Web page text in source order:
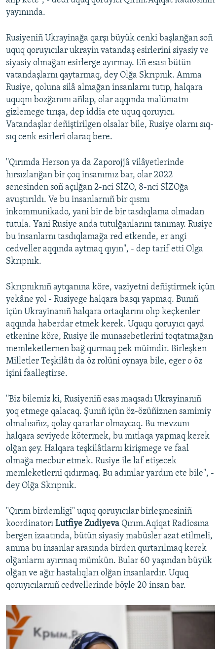
yayınında.
Rusiyeniñ Ukrayinağa qarşı büyük cenki başlanğan soñ
uquq qoruyıcılar ukrayin vatandaş esirlerini siyasiy ve
siyasiy olmağan esirlerge ayırmay. Eñ esası bütün
vatandaşlarnı qaytarmaq, dey Olğa Skrıpnık. Amma
Rusiye, qoluna silâ almağan insanlarnı tutıp, halqara
uquqnı bozğanını añlap, olar aqqında malümatnı
gizlemege tırışa, dep iddia ete uquq qoruyıcı.
Vatandaşlar deñiştirilgen olsalar bile, Rusiye olarnı sıq-
sıq cenk esirleri olaraq bere.
''Qırımda Herson ya da Zaporojjâ vilâyetlerinde
hırsızlanğan bir çoq insanımız bar, olar 2022
senesinden soñ açılğan 2-nci SİZO, 8-nci SİZOğa
avuştırıldı. Ve bu insanlarnıñ bir qısmı
inkommunikado, yani bir de bir tasdıqlama olmadan
tutula. Yani Rusiye anda tutulğanlarını tanımay. Rusiye
bu insanlarnı tasdıqlamağa red etkende, er angi
cedveller aqqında aytmaq qıyın", - dep tarif etti Olga
Skrıpnık.
Skrıpnıknıñ aytqanına köre, vaziyetni deñiştirmek içün
yekâne yol - Rusiyege halqara basqı yapmaq. Bunıñ
içün Ukrayinanıñ halqara ortaqlarını olıp keçkenler
aqqında haberdar etmek kerek. Uququ qoruyıcı qayd
etkenine köre, Rusiye ile munasebetlerini toqtatmağan
memleketlernen bağ qurmaq pek müimdir. Birleşken
Milletler Teşkilâtı da öz rolüni oynaya bile, eger o öz
işini faalleştirse.
''Biz bilemiz ki, Rusiyeniñ esas maqsadı Ukrayinanıñ
yoq etmege qalacaq. Şunıñ içün öz-özüñiznen samimiy
olmalısıñız, qolay qararlar olmaycaq. Bu mevzunı
halqara seviyede kötermek, bu mıtlaqa yapmaq kerek
olğan şey. Halqara teşkilâtlarnı kirişmege ve faal
olmağa mecbur etmek. Rusiye ile laf etişecek
memleketlerni qıdırmaq. Bu adımlar yardım ete bile", -
dey Olğa Skrıpnık.
"Qırım birdemligi" uquq qoruyıcılar birleşmesiniñ
koordinatorı Lutfiye Zudiyeva Qırım.Aqiqat Radiosına
bergen izaatında, bütün siyasiy mabüsler azat etilmeli,
amma bu insanlar arasında birden qurtarılmaq kerek
olğanlarnı ayırmaq mümkün. Bular 60 yaşından büyük
olğan ve ağır hastalıqları olğan insanlardır. Uquq
qoruyıcılarnıñ cedvellerinde böyle 20 insan bar.